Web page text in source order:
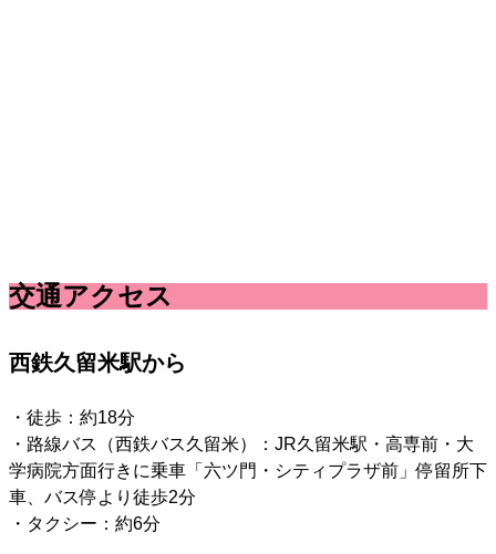
交通アクセス
西鉄久留米駅から
・徒歩：約18分
・路線バス（西鉄バス久留米）：JR久留米駅・高専前・大
学病院方面行きに乗車「六ツ門・シティプラザ前」停留所下
車、バス停より徒歩2分
・タクシー：約6分